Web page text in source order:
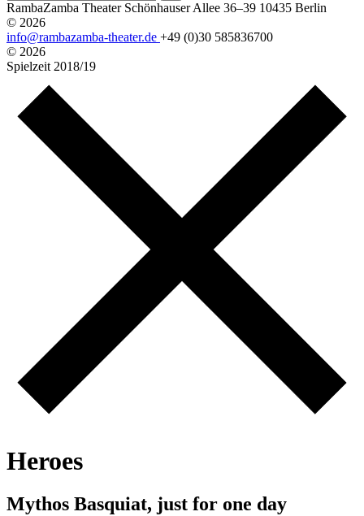
RambaZamba Theater Schönhauser Allee 36–39 10435 Berlin
© 2026
info@rambazamba-theater.de +49 (0)30 585836700
© 2026
Spielzeit 2018/19
Heroes
Mythos Basquiat, just for one day